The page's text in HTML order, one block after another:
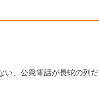
い、公衆電話が長蛇の列だ